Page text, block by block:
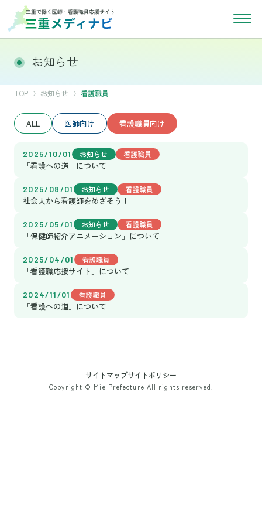
お知らせ
TOP お知らせ 看護職員
ALL 医師向け 看護職員向け
2025/10/01 お知らせ 看護職員
「看護への道」について
2025/08/01 お知らせ 看護職員
社会人から看護師をめざそう！
2025/05/01 お知らせ 看護職員
「保健師紹介アニメーション」について
2025/04/01 看護職員
「看護職応援サイト」について
2024/11/01 看護職員
「看護への道」について
サイトマップサイトポリシー
Copyright © Mie Prefecture All rights reserved.